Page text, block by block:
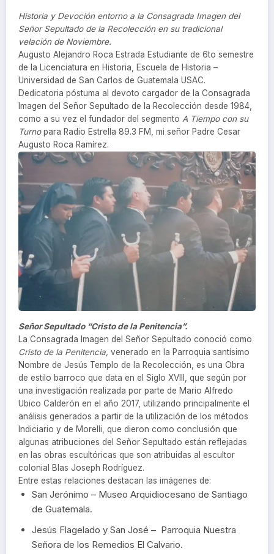
Historia y Devoción entorno a la Consagrada Imagen del
Señor Sepultado de la Recolección en su tradicional
velación de Noviembre.
Augusto Alejandro Roca Estrada Estudiante de 6to semestre
de la Licenciatura en Historia, Escuela de Historia –
Universidad de San Carlos de Guatemala USAC.
Dedicatoria póstuma al devoto cargador de la Consagrada
Imagen del Señor Sepultado de la Recolección desde 1984,
como a su vez el fundador del segmento A Tiempo con su
Turnopara Radio Estrella 89.3 FM, mi señor Padre Cesar
Augusto Roca Ramírez.
Señor Sepultado “Cristo de la Penitencia”.
La Consagrada Imagen del Señor Sepultado conoció como
Cristo de la Penitencia, venerado en la Parroquia santísimo
Nombre de Jesús Templo de la Recolección, es una Obra
de estilo barroco que data en el Siglo XVIII, que según por
una investigación realizada por parte de Mario Alfredo
Ubico Calderón en el año 2017, utilizando principalmente el
análisis generados a partir de la utilización de los métodos
Indiciario y de Morelli, que dieron como conclusión que
algunas atribuciones del Señor Sepultado están reflejadas
en las obras escultóricas que son atribuidas al escultor
colonial Blas Joseph Rodríguez.
Entre estas relaciones destacan las imágenes de:
San Jerónimo – Museo Arquidiocesano de Santiago
de Guatemala.
Jesús Flagelado y San José – Parroquia Nuestra
Señora de los Remedios El Calvario.